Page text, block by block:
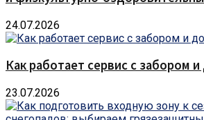
24.07.2026
Как работает сервис с забором
23.07.2026